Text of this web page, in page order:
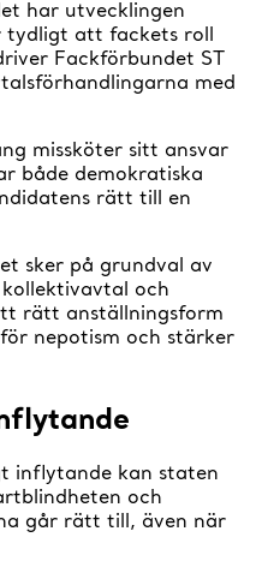
har utvecklingen
att fackets roll
Fackförbundet ST
med
missköter sitt ansvar
både demokratiska
rätt till en
sker på grundval av
och
rätt anställningsform
nepotism och stärker
inflytande kan staten
och
går rätt till, även när